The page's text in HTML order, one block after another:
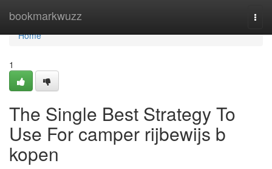
bookmarkwuzz
Home
Home
1
The Single Best Strategy To
Use For camper rijbewijs b
kopen